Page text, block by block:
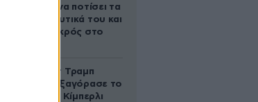
στο κτήμα να ποτίσει τα
οπωροκηπευτικά του και
βρέθηκε νεκρός στο
Ο Ντόναλντ Τραμπ
Τζούνιορ εξαγόρασε το
μερίδιο της Κίμπερλι